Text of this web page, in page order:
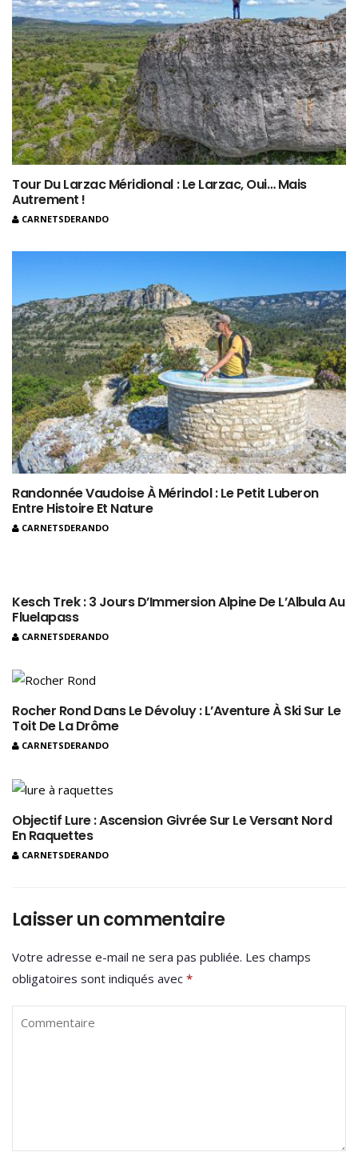
Tour Du Larzac Méridional : Le Larzac, Oui… Mais
Autrement !
CARNETSDERANDO
Randonnée Vaudoise À Mérindol : Le Petit Luberon
Entre Histoire Et Nature
CARNETSDERANDO
Kesch Trek : 3 Jours D’Immersion Alpine De L’Albula Au
Fluelapass
CARNETSDERANDO
Rocher Rond Dans Le Dévoluy : L’Aventure À Ski Sur Le
Toit De La Drôme
CARNETSDERANDO
Objectif Lure : Ascension Givrée Sur Le Versant Nord
En Raquettes
CARNETSDERANDO
Laisser un commentaire
Votre adresse e-mail ne sera pas publiée. Les champs
obligatoires sont indiqués avec *